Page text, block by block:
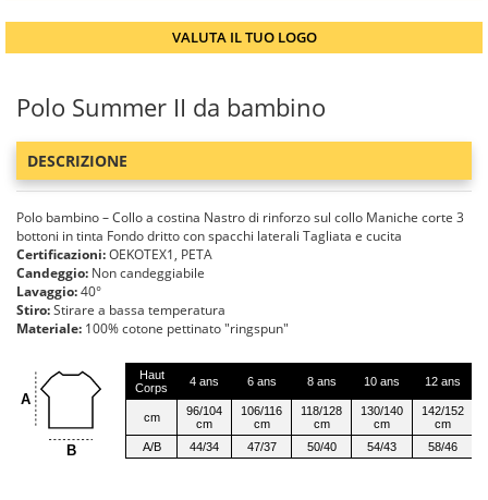
VALUTA IL TUO LOGO
Polo Summer II da bambino
DESCRIZIONE
Polo bambino – Collo a costina Nastro di rinforzo sul collo Maniche corte 3
bottoni in tinta Fondo dritto con spacchi laterali Tagliata e cucita
Certificazioni:OEKOTEX1, PETA
Candeggio: Non candeggiabile
Lavaggio:40°
Stiro:Stirare a bassa temperatura
Materiale: 100% cotone pettinato "ringspun"
A
B
Haut
Corps
4 ans 6 ans 8 ans 10 ans 12 ans
cm
96/104
cm
106/116
cm
118/128
cm
130/140
cm
142/152
cm
A/B
44/34 47/37 50/40 54/43 58/46